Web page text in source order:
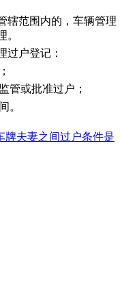
辖范围内的，车辆管理
。
过户登记：
管或批准过户；
。
牌夫妻之间过户条件是